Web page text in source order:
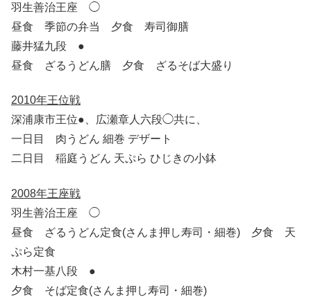
羽生善治王座 ◯
昼食 季節の弁当 夕食 寿司御膳
藤井猛九段 ●
昼食 ざるうどん膳 夕食 ざるそば大盛り
2010年王位戦
深浦康市王位●、広瀬章人六段◯共に、
一日目 肉うどん 細巻 デザート
二日目 稲庭うどん 天ぷら ひじきの小鉢
2008年王座戦
羽生善治王座 ◯
昼食 ざるうどん定食(さんま押し寿司・細巻) 夕食 天
ぷら定食
木村一基八段 ●
夕食 そば定食(さんま押し寿司・細巻)